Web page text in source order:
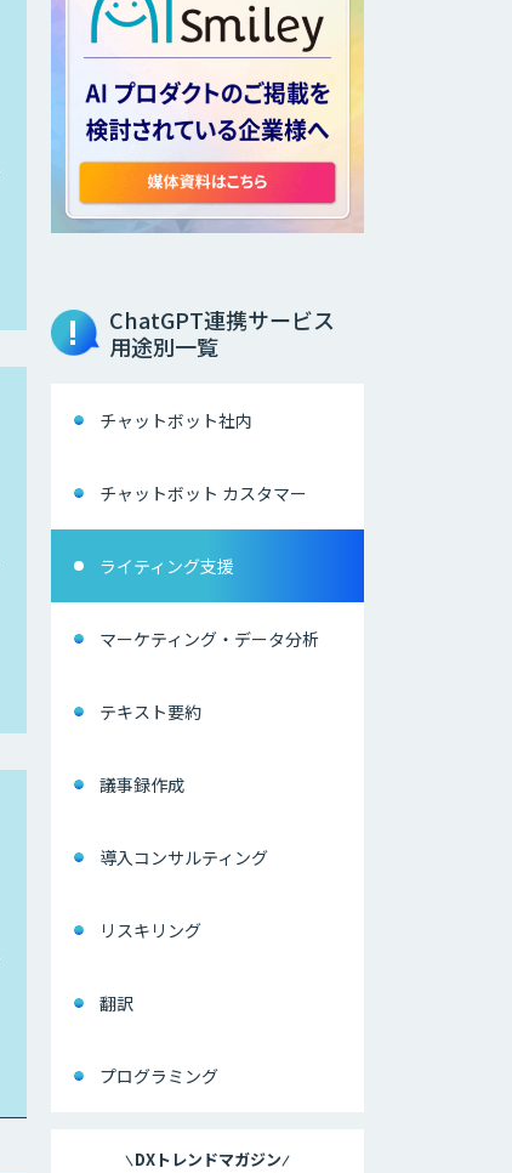
ChatGPT連携サービス
用途別一覧
チャットボット社内
チャットボット カスタマー
ライティング支援
マーケティング・データ分析
テキスト要約
議事録作成
導入コンサルティング
リスキリング
翻訳
プログラミング
DXトレンドマガジン